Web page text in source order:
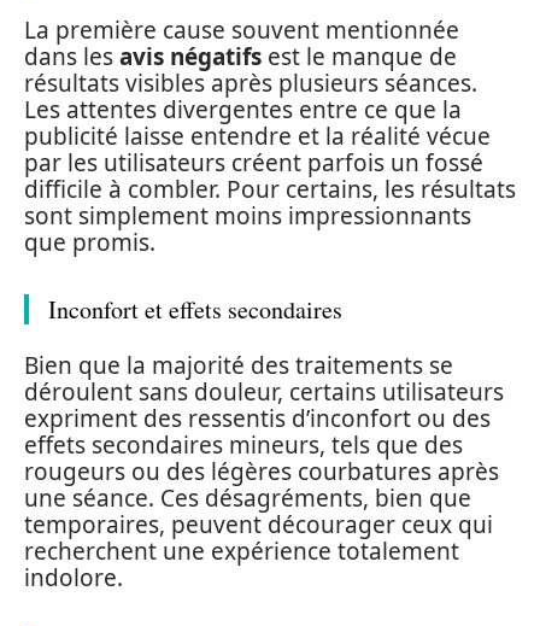
La première cause souvent mentionnée
dans lesavis négatifs est le manque de
résultats visibles après plusieurs séances.
Les attentes divergentes entre ce que la
publicité laisse entendre et la réalité vécue
par les utilisateurs créent parfois un fossé
difficile à combler. Pour certains, les résultats
sont simplement moins impressionnants
que promis.
Inconfort et effets secondaires
Bien que la majorité des traitements se
déroulent sans douleur, certains utilisateurs
expriment des ressentis d’inconfort ou des
effets secondaires mineurs, tels que des
rougeurs ou des légères courbatures après
une séance. Ces désagréments, bien que
temporaires, peuvent décourager ceux qui
recherchent une expérience totalement
indolore.